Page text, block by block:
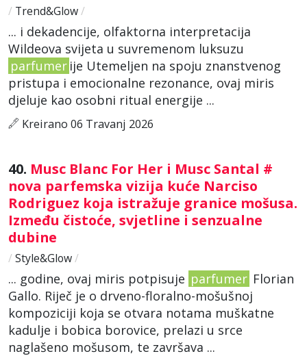
/ Trend&Glow/
... i dekadencije, olfaktorna interpretacija
Wildeova svijeta u suvremenom luksuzu
parfumer ije Utemeljen na spoju znanstvenog
pristupa i emocionalne rezonance, ovaj miris
djeluje kao osobni ritual energije ...
Kreirano 06 Travanj 2026
40. Musc Blanc For Her i Musc Santal #
nova parfemska vizija kuće Narciso
Rodriguez koja istražuje granice mošusa.
Između čistoće, svjetline i senzualne
dubine
/ Style&Glow/
... godine, ovaj miris potpisuje parfumer Florian
Gallo. Riječ je o drveno-floralno-mošušnoj
kompoziciji koja se otvara notama muškatne
kadulje i bobica borovice, prelazi u srce
naglašeno mošusom, te završava ...